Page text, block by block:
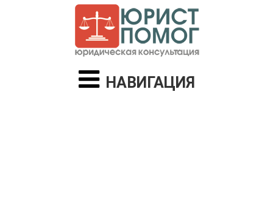
НАВИГАЦИЯ